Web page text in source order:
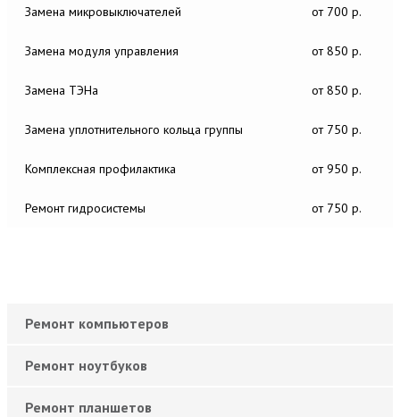
Замена микровыключателей от 700 р.
Замена модуля управления от 850 р.
Замена ТЭНа от 850 р.
Замена уплотнительного кольца группы от 750 р.
Комплексная профилактика от 950 р.
Ремонт гидросистемы от 750 р.
Ремонт компьютеров
Ремонт ноутбуков
Ремонт планшетов